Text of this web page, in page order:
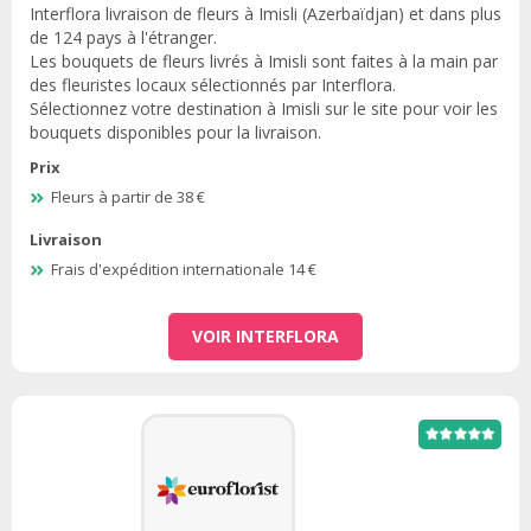
Interflora livraison de fleurs à Imisli (Azerbaïdjan) et dans plus
de 124 pays à l'étranger.
Les bouquets de fleurs livrés à Imisli sont faites à la main par
des fleuristes locaux sélectionnés par Interflora.
Sélectionnez votre destination à Imisli sur le site pour voir les
bouquets disponibles pour la livraison.
Prix
Fleurs à partir de 38 €
Livraison
Frais d'expédition internationale 14 €
VOIR INTERFLORA